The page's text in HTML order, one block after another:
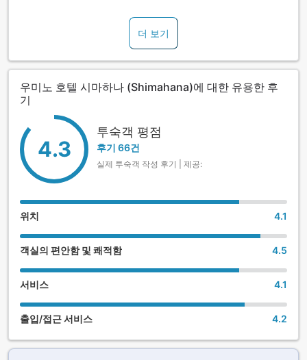
온천 노천탕 및 암반욕 베드, 홈시어터 세트 등 각각의 취향을
살린 객실을 포함한 47개의 객실과 섬의 제철 채소를 만끽할 수
있는 레스토랑 2곳, 카페&바, 에스테틱, 풀장(계절한정) 등을 보
유하고 있습니다.
석식은 틀에 얽매이지 않는 신감각의 프렌치 요리 및 소재 본연
의 맛을 살린 숯불구이 등, 섬의 식재료를 살려 만든 맛있고 건
강에 좋은 요리를 제공해 드립니다.
또한, 숙박객은 무료로 최고층에 있는 전망 욕탕(온천) 및 사우
나, 본 숙소 그룹 호텔의 온천 순회를 즐길 수 있습니다. 일상에
서 잠시 벗어나 느긋하게 휴식을 취하시기 바랍니다.
더 보기
우미노 호텔 시마하나 (Shimahana)에 대한 유용한 후
기
4.3
투숙객 평점
후기 66건
실제 투숙객 작성 후기 | 제공:
위치 4.1
객실의 편안함 및 쾌적함 4.5
서비스 4.1
출입/접근 서비스 4.2